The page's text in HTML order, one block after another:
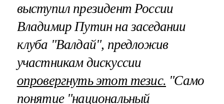
выступил президент России
Владимир Путин на заседании
клуба "Валдай", предложив
участникам дискуссии
опровергнуть этот тезис. "Само
понятие "национальный